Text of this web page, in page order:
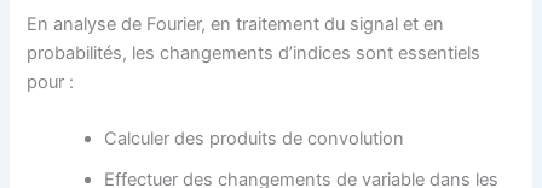
En analyse de Fourier, en traitement du signal et en
probabilités, les changements d’indices sont essentiels
pour :
Calculer des produits de convolution
Effectuer des changements de variable dans les